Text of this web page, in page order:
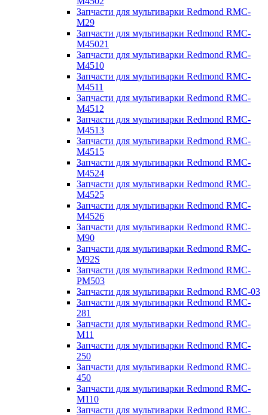
Запчасти для мультиварки Redmond RMC-
M29
Запчасти для мультиварки Redmond RMC-
M45021
Запчасти для мультиварки Redmond RMC-
M4510
Запчасти для мультиварки Redmond RMC-
M4511
Запчасти для мультиварки Redmond RMC-
M4512
Запчасти для мультиварки Redmond RMC-
M4513
Запчасти для мультиварки Redmond RMC-
M4515
Запчасти для мультиварки Redmond RMC-
M4524
Запчасти для мультиварки Redmond RMC-
M4525
Запчасти для мультиварки Redmond RMC-
M4526
Запчасти для мультиварки Redmond RMC-
M90
Запчасти для мультиварки Redmond RMC-
M92S
Запчасти для мультиварки Redmond RMC-
PM503
Запчасти для мультиварки Redmond RMC-03
Запчасти для мультиварки Redmond RMC-
281
Запчасти для мультиварки Redmond RMC-
M11
Запчасти для мультиварки Redmond RMC-
250
Запчасти для мультиварки Redmond RMC-
450
Запчасти для мультиварки Redmond RMC-
M110
Запчасти для мультиварки Redmond RMC-